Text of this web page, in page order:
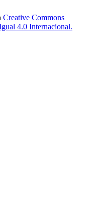
Creative Commons
4.0 Internacional.